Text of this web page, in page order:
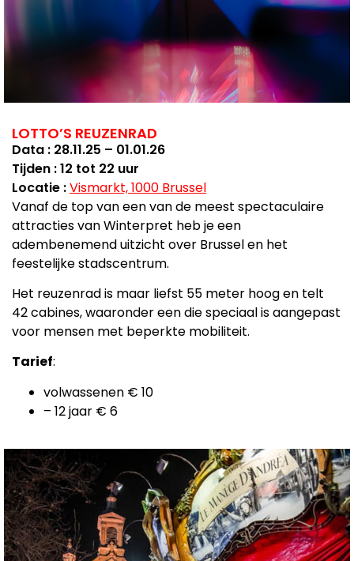
LOTTO’S REUZENRAD
Data : 28.11.25 – 01.01.26
Tijden : 12 tot 22 uur
Locatie :Vismarkt, 1000 Brussel
Vanaf de top van een van de meest spectaculaire
attracties van Winterpret heb je een
adembenemend uitzicht over Brussel en het
feestelijke stadscentrum.
Het reuzenrad is maar liefst 55 meter hoog en telt
42 cabines, waaronder een die speciaal is aangepast
voor mensen met beperkte mobiliteit.
Tarief:
volwassenen € 10
– 12 jaar € 6